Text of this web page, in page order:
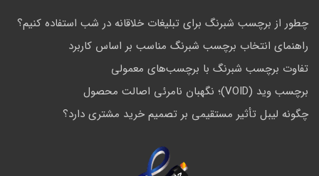
چطور از برچسب شبرنگ برای تبلیغات خلاقانه در شب استفاده کنیم؟
راهنمای انتخاب برچسب شبرنگ مناسب بر اساس کاربرد
تفاوت برچسب شبرنگ با برچسب‌های معمولی
برچسب وید (VOID)؛ نگهبان نامرئی اصالت محصول
چگونه لیبل تأثیر مستقیمی بر تصمیم خرید مشتری دارد؟